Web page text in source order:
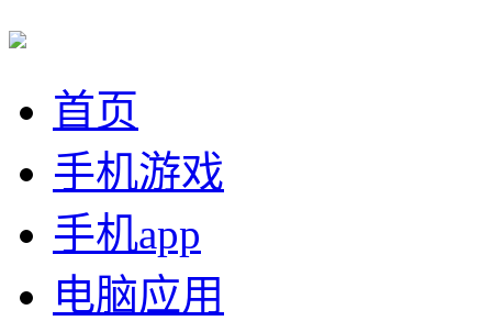
首页
手机游戏
手机app
电脑应用